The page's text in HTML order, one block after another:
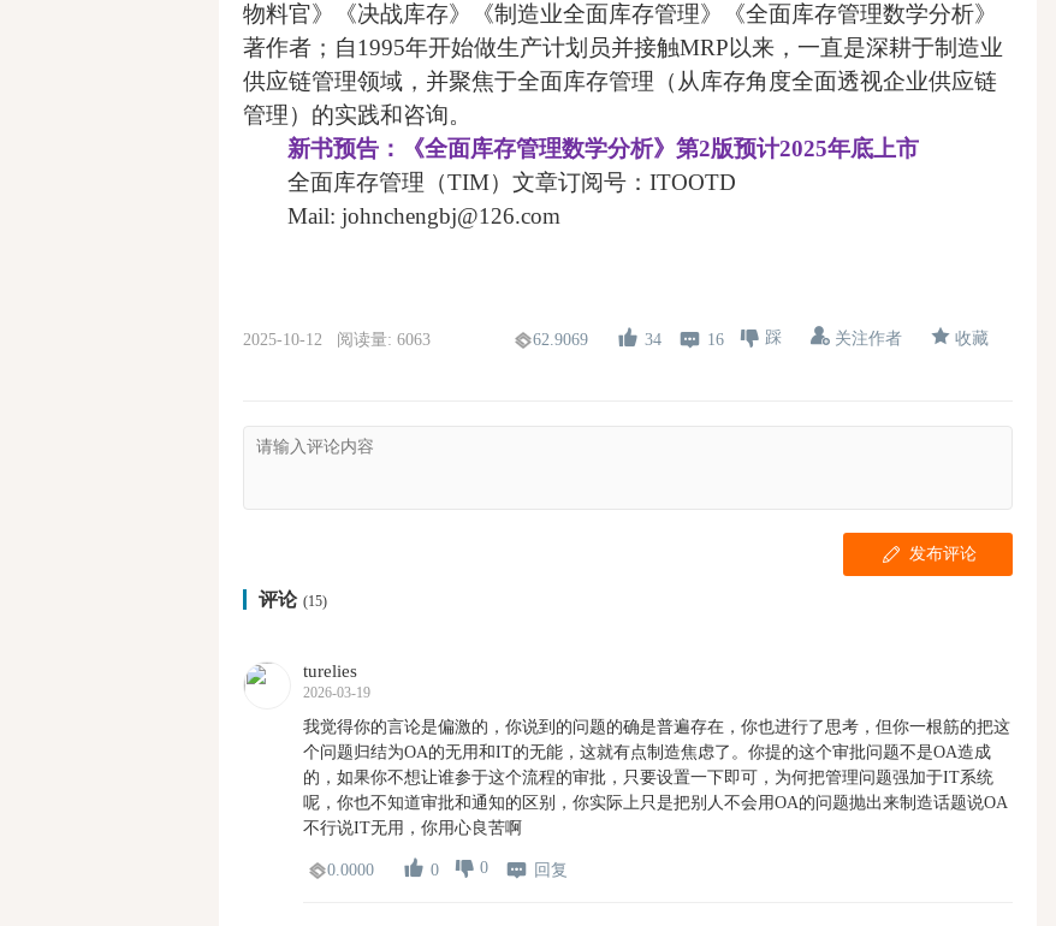
物料官》
《决战库存》《制造业全面库存管理》《全面库存管理数学分析》
著作者；自1995年开始做生产计划员并接触MRP以来，一直是深耕于制造业
供应链管理领域，并聚焦于全面库存管理（从库存角度全面透视企业供应链
管理）的实践和咨询。
新书预告：《全面库存管理数学分析》第2版预计2025年底上市
全面库存管理（TIM）文章订阅号：ITOOTD
Mail: johnchengbj@126.com
62.9069 34 16 踩 关注作者 收藏
2025-10-12 阅读量: 6063
发布评论
评论 (15)
turelies
2026-03-19
我觉得你的言论是偏激的，你说到的问题的确是普遍存在，你也进行了思考，但你一根筋的把这
个问题归结为OA的无用和IT的无能，这就有点制造焦虑了。你提的这个审批问题不是OA造成
的，如果你不想让谁参于这个流程的审批，只要设置一下即可，为何把管理问题强加于IT系统
呢，你也不知道审批和通知的区别，你实际上只是把别人不会用OA的问题抛出来制造话题说OA
不行说IT无用，你用心良苦啊
0.0000 0 0 回复